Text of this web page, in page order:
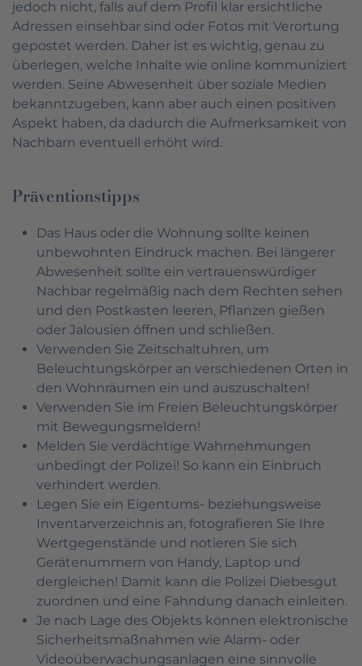
jedoch nicht, falls auf dem Profil klar ersichtliche
Adressen einsehbar sind oder Fotos mit Verortung
gepostet werden. Daher ist es wichtig, genau zu
überlegen, welche Inhalte wie online kommuniziert
werden. Seine Abwesenheit über soziale Medien
bekanntzugeben, kann aber auch einen positiven
Aspekt haben, da dadurch die Aufmerksamkeit von
Nachbarn eventuell erhöht wird.
Präventionstipps
Das Haus oder die Wohnung sollte keinen
unbewohnten Eindruck machen. Bei längerer
Abwesenheit sollte ein vertrauenswürdiger
Nachbar regelmäßig nach dem Rechten sehen
und den Postkasten leeren, Pflanzen gießen
oder Jalousien öffnen und schließen.
Verwenden Sie Zeitschaltuhren, um
Beleuchtungskörper an verschiedenen Orten in
den Wohnräumen ein und auszuschalten!
Verwenden Sie im Freien Beleuchtungskörper
mit Bewegungsmeldern!
Melden Sie verdächtige Wahrnehmungen
unbedingt der Polizei! So kann ein Einbruch
verhindert werden.
Legen Sie ein Eigentums- beziehungsweise
Inventarverzeichnis an, fotografieren Sie Ihre
Wertgegenstände und notieren Sie sich
Gerätenummern von Handy, Laptop und
dergleichen! Damit kann die Polizei Diebesgut
zuordnen und eine Fahndung danach einleiten.
Je nach Lage des Objekts können elektronische
Sicherheitsmaßnahmen wie Alarm- oder
Videoüberwachungsanlagen eine sinnvolle